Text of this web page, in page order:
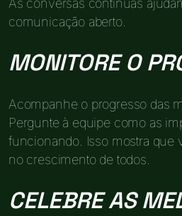
As conversas contínuas
comunicação aberto.
MONITORE O
Acompanhe o progresso das
Pergunte à equipe como as
funcionando. Isso mostra que
no crescimento de todos.
CELEBRE AS